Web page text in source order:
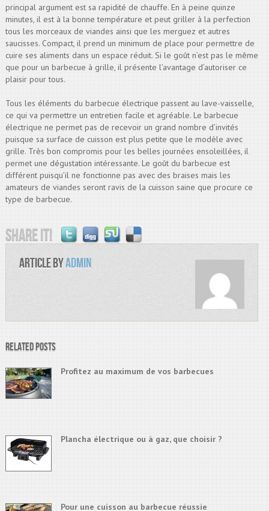
principal argument est sa rapidité de chauffe. En à peine quinze
minutes, il est à la bonne température et peut griller à la perfection
tous les morceaux de viandes ainsi que les merguez et autres
saucisses. Compact, il prend un minimum de place pour permettre de
cuire ses aliments dans un espace réduit. Si le goût n’est pas le même
que pour un barbecue à grille, il présente l’avantage d’autoriser ce
plaisir pour tous.
Tous les éléments du barbecue électrique passent au lave-vaisselle,
ce qui va permettre un entretien facile et agréable. Le barbecue
électrique ne permet pas de recevoir un grand nombre d’invités
puisque sa surface de cuisson est plus petite que le modèle avec
grille. Très bon compromis pour les belles journées ensoleillées, il
permet une dégustation intéressante. Le goût du barbecue est
différent puisqu’il ne fonctionne pas avec des braises mais les
amateurs de viandes seront ravis de la cuisson saine que procure ce
type de barbecue.
Share it!
Article byadmin
Related Posts
Profitez au maximum de vos barbecues
Plancha électrique ou à gaz, que choisir ?
Pour une cuisson au barbecue réussie